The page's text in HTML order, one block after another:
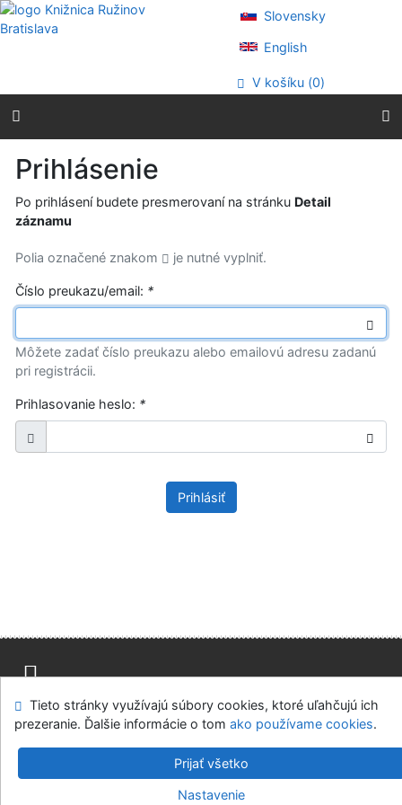
Prejsť na obsah
Prejsť na menu
Prehlásenie o webovej prístupnosti
Slovensky
English
V košíku (0)
Prihlásenie
Po prihlásení budete presmerovaní na stránku Detail
záznamu
Polia označené znakom je nutné vyplniť.
Číslo preukazu/email: *
Môžete zadať číslo preukazu alebo emailovú adresu zadanú
pri registrácii.
Prihlasovanie heslo: *
Prihlásiť
Mapa stránok Prístupnosť
Súkromie
Modul OpenSearch
Napíšte nám Nastavenie cookies
Knižnica Ružinov Bratislava
v.4.8.63a-Cosmotron Slovakia, s.r.o.
Tieto stránky využívajú súbory cookies, ktoré uľahčujú ich
prezeranie. Ďalšie informácie o tom ako používame cookies.
Prijať všetko
Nastavenie